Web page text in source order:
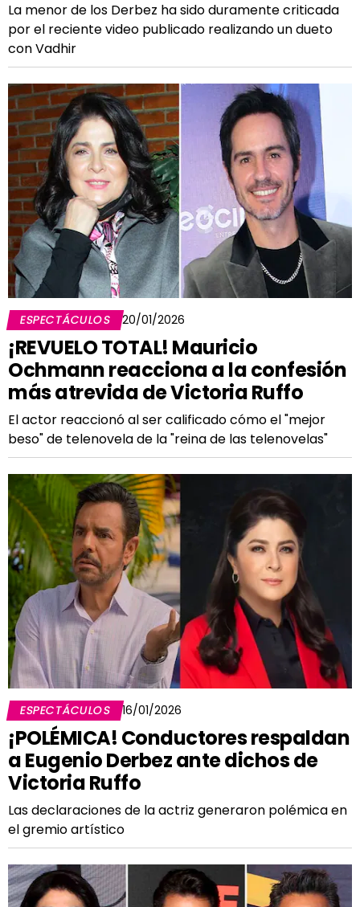
La menor de los Derbez ha sido duramente criticada
por el reciente video publicado realizando un dueto
con Vadhir
ESPECTÁCULOS 20/01/2026
¡REVUELO TOTAL! Mauricio
Ochmann reacciona a la confesión
más atrevida de Victoria Ruffo
El actor reaccionó al ser calificado cómo el "mejor
beso" de telenovela de la "reina de las telenovelas"
ESPECTÁCULOS 16/01/2026
¡POLÉMICA! Conductores respaldan
a Eugenio Derbez ante dichos de
Victoria Ruffo
Las declaraciones de la actriz generaron polémica en
el gremio artístico